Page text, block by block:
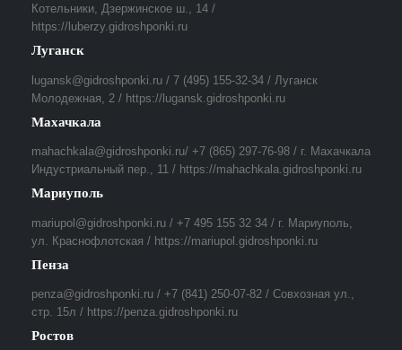
Котельники, Дзержинское ш., 14 /
https://luberzy.gidroshponki.ru
Луганск
lugansk@gidroshponki.ru / 7 (495) 155-32-34 / Луганск
Молодежная, 2 / https://lugansk.gidroshponki.ru
Махачкала
mahachkala@gidroshponki.ru/ +7 (865) 297-76-98 / г. Махачкала
Индустриальный пер., 11 / https://mahachkala.gidroshponki.ru
Мариуполь
mariupol@gidroshponki.ru / +7 495 155 32 34 / г. Мариуполь,
ул. Краснофлотская / https://mariupol.gidroshponki.ru
Пенза
penza@gidroshponki.ru / +7 (841) 250-07-82 / Совхозная ул.,
стр. 15л / https://penza.gidroshponki.ru
Ростов